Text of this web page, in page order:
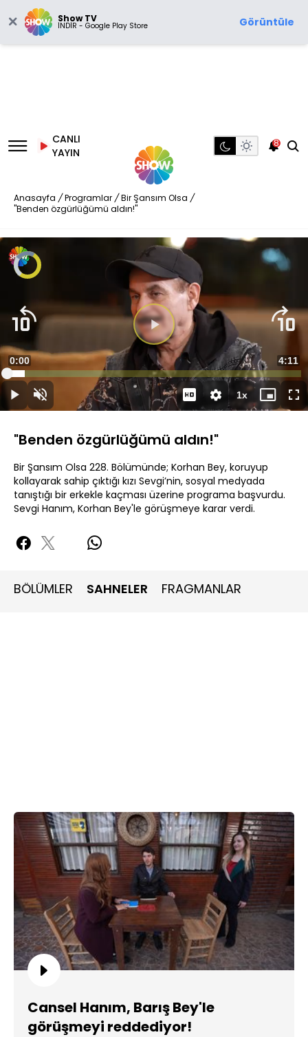
Show TV
İNDİR - Google Play Store Görüntüle
CANLI
YAYIN
8
Anasayfa / Programlar / Bir Şansım Olsa /
"Benden özgürlüğümü aldın!"
Video
Oynatıcısı
Videoyu
Oynat
OynatSesi
Aç
Süre
0:00
Süre
4:11
Yüklendi:
6.04%
1xOynatma
Hızı
Mini
oynatıcı
"Benden özgürlüğümü aldın!"
Bir Şansım Olsa 228. Bölümünde; Korhan Bey, koruyup
kollayarak sahip çıktığı kızı Sevgi’nin, sosyal medyada
tanıştığı bir erkekle kaçması üzerine programa başvurdu.
Sevgi Hanım, Korhan Bey'le görüşmeye karar verdi.
BÖLÜMLER SAHNELER FRAGMANLAR
Cansel Hanım, Barış Bey'le
görüşmeyi reddediyor!